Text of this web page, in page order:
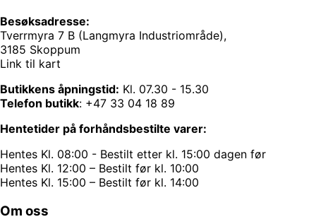
Besøksadresse:
Tverrmyra 7 B (Langmyra Industriområde),
3185 Skoppum
Link til kart
Butikkens åpningstid: Kl. 07.30 - 15.30
Telefon butikk: +47 33 04 18 89
Hentetider på forhåndsbestilte varer:
Hentes Kl. 08:00 - Bestilt etter kl. 15:00 dagen før
Hentes Kl. 12:00 – Bestilt før kl. 10:00
Hentes Kl. 15:00 – Bestilt før kl. 14:00
Om oss